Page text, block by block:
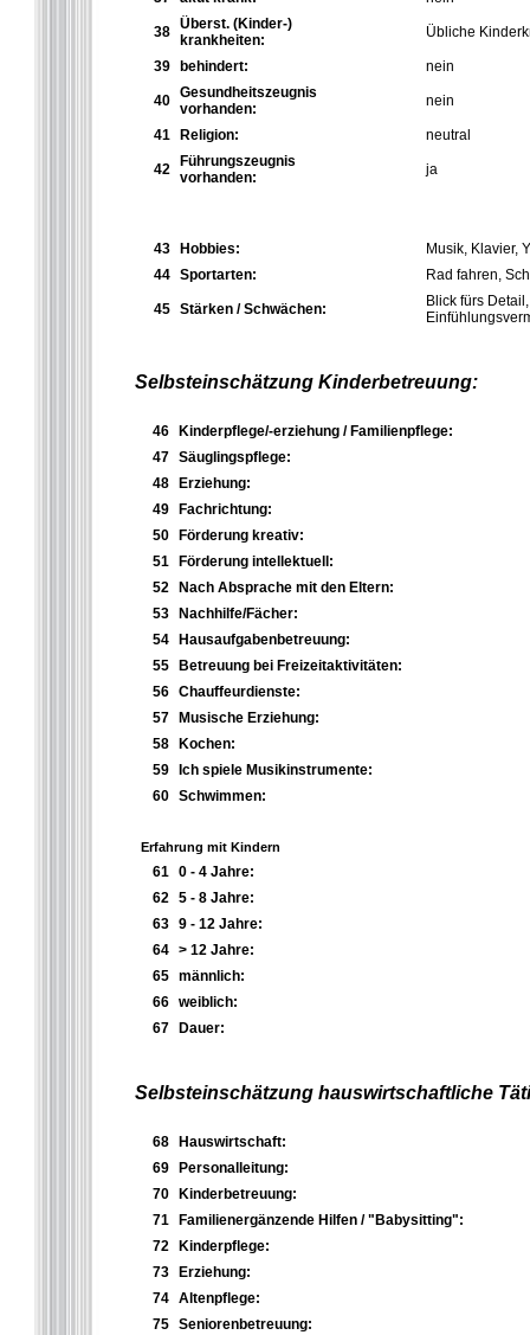
38 Überst. (Kinder-)
krankheiten:
Übliche
39 behindert: nein
40 Gesundheitszeugnis
vorhanden:
nein
41 Religion: neutral
42
Führungszeugnis
vorhanden:
ja
43 Hobbies:
Musik, Klavier,
44 Sportarten: Rad fahren,
45 Stärken / Schwächen:
Blick fürs
Selbsteinschätzung Kinderbetreuung:
46
Kinderpflege/-erziehung / Familienpflege:
47 Säuglingspflege:
48
Erziehung:
49
Fachrichtung:
50
Förderung kreativ:
51
Förderung intellektuell:
52
Nach Absprache mit den Eltern:
53
Nachhilfe/Fächer:
54
Hausaufgabenbetreuung:
55
Betreuung bei Freizeitaktivitäten:
56 Chauffeurdienste:
57
Musische Erziehung:
58
Kochen:
59
Ich spiele Musikinstrumente:
60 Schwimmen:
Erfahrung mit Kindern
61 0 - 4 Jahre:
62 5 - 8 Jahre:
63 9 - 12 Jahre:
64 > 12 Jahre:
65 männlich:
66 weiblich:
67
Dauer:
Selbsteinschätzung hauswirtschaftliche
68
Hauswirtschaft:
69
Personalleitung:
70
Kinderbetreuung:
71
Familienergänzende Hilfen / "Babysitting":
72
Kinderpflege:
73
Erziehung:
74 Altenpflege:
75 Seniorenbetreuung: